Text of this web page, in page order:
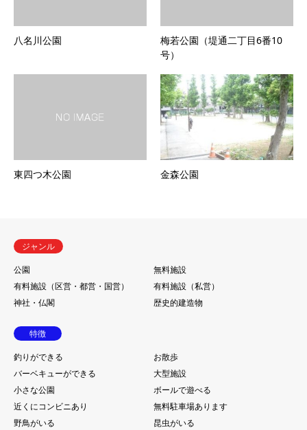
八名川公園
梅若公園（堤通二丁目6番10
号）
東四つ木公園 金森公園
ジャンル
公園
無料施設
有料施設（区営・都営・国営）
有料施設（私営）
神社・仏閣
歴史的建造物
特徴
釣りができる
お散歩
バーベキューができる
大型施設
小さな公園
ボールで遊べる
近くにコンビニあり
無料駐車場あります
野鳥がいる
昆虫がいる